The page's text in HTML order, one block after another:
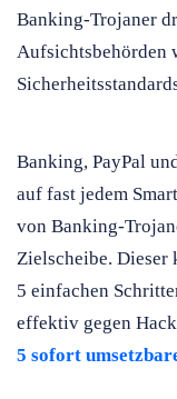
Banking-Trojaner
Aufsichtsbehörden
Banking, PayPal
auf fast jedem
von Banking-
Zielscheibe. Dieser
5 einfachen
effektiv gegen
5 sofort